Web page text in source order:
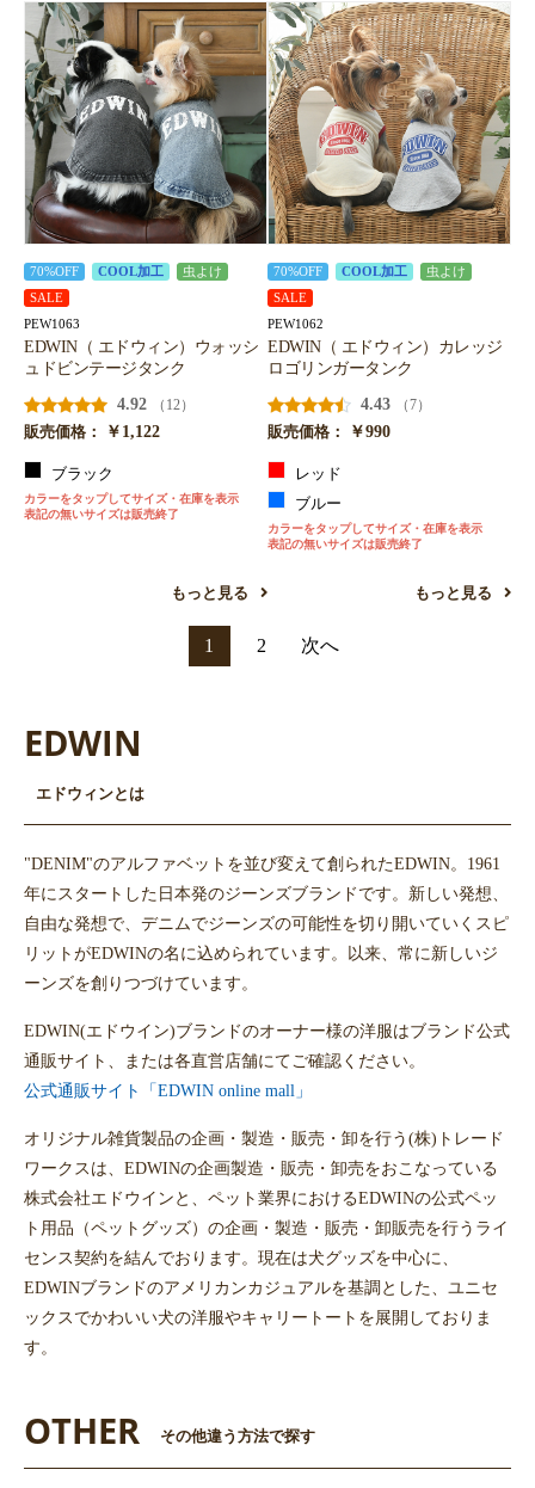
70%OFF COOL加工
虫よけ
SALE
PEW1063
EDWIN（ エドウィン）ウォッシ
ュドビンテージタンク
4.92
（12）
販売価格：
￥1,122
ブラック
カラーをタップしてサイズ・在庫を表示
表記の無いサイズは販売終了
もっと見る
70%OFF COOL加工
虫よけ
SALE
PEW1062
EDWIN（ エドウィン）カレッジ
ロゴリンガータンク
4.43
（7）
販売価格：
￥990
レッド
ブルー
カラーをタップしてサイズ・在庫を表示
表記の無いサイズは販売終了
もっと見る
1 2 次へ
EDWIN
エドウィンとは
"DENIM"のアルファベットを並び変えて創られたEDWIN。1961
年にスタートした日本発のジーンズブランドです。新しい発想、
自由な発想で、デニムでジーンズの可能性を切り開いていくスピ
リットがEDWINの名に込められています。以来、常に新しいジ
ーンズを創りつづけています。
EDWIN(エドウイン)ブランドのオーナー様の洋服はブランド公式
通販サイト、または各直営店舗にてご確認ください。
公式通販サイト「EDWIN online mall」
オリジナル雑貨製品の企画・製造・販売・卸を行う(株)トレード
ワークスは、EDWINの企画製造・販売・卸売をおこなっている
株式会社エドウインと、ペット業界におけるEDWINの公式ペッ
ト用品（ペットグッズ）の企画・製造・販売・卸販売を行うライ
センス契約を結んでおります。現在は犬グッズを中心に、
EDWINブランドのアメリカンカジュアルを基調とした、ユニセ
ックスでかわいい犬の洋服やキャリートートを展開しておりま
す。
OTHER その他違う方法で探す